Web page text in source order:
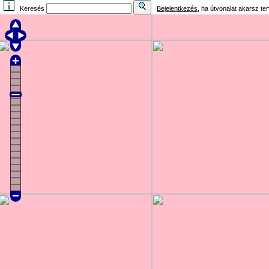
Keresés Bejelentkezés , ha útvonalat akarsz